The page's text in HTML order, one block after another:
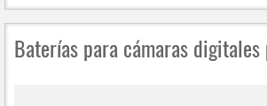
Baterías para cámaras